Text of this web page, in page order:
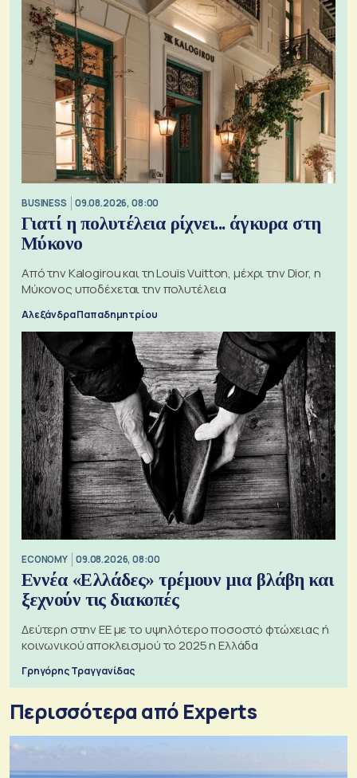
BUSINESS 09.08.2026, 08:00
Γιατί η πολυτέλεια ρίχνει... άγκυρα στη
Μύκονο
Από την Kalogirou και τη Louis Vuitton, μέχρι την Dior, η
Μύκονος υποδέχεται την πολυτέλεια
Αλεξάνδρα Παπαδημητρίου
ECONOMY 09.08.2026, 08:00
Εννέα «Ελλάδες» τρέμουν μια βλάβη και
ξεχνούν τις διακοπές
Δεύτερη στην ΕΕ με το υψηλότερο ποσοστό φτώχειας ή
κοινωνικού αποκλεισμού το 2025 η Ελλάδα
Γρηγόρης Τραγγανίδας
Περισσότερα από Experts